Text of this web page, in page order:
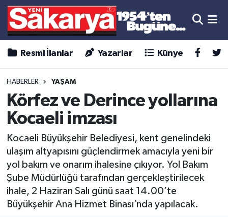
Resmi İlanlar Yazarlar Künye
HABERLER YAŞAM
Körfez ve Derince yollarına
Kocaeli imzası
Kocaeli Büyükşehir Belediyesi, kent genelindeki
ulaşım altyapısını güçlendirmek amacıyla yeni bir
yol bakım ve onarım ihalesine çıkıyor. Yol Bakım
Şube Müdürlüğü tarafından gerçekleştirilecek
ihale, 2 Haziran Salı günü saat 14.00’te
Büyükşehir Ana Hizmet Binası’nda yapılacak.